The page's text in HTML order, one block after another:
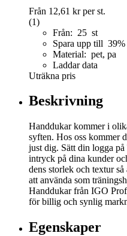
Från 12,61 krper st.
(1)
Från: 25 st
Spara upp till 39%
Material: pet, pa
Laddar data
Uträkna pris
Beskrivning
Handdukar kommer i
syften. Hos oss kommer
just dig. Sätt din logga
intryck på dina kunder
dens storlek och textur
att använda som
Handdukar från IGO
för billig och synlig
Egenskaper